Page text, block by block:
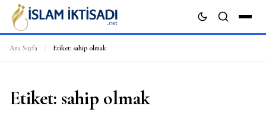
Ana Sayfa / Etiket: sahip olmak
Etiket: sahip olmak